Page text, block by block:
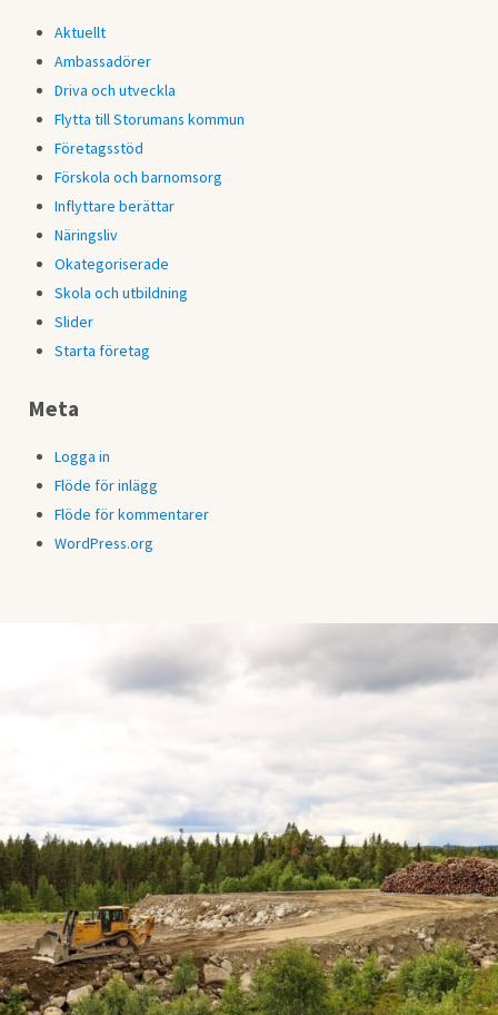
Aktuellt
Ambassadörer
Driva och utveckla
Flytta till Storumans kommun
Företagsstöd
Förskola och barnomsorg
Inflyttare berättar
Näringsliv
Okategoriserade
Skola och utbildning
Slider
Starta företag
Meta
Logga in
Flöde för inlägg
Flöde för kommentarer
WordPress.org